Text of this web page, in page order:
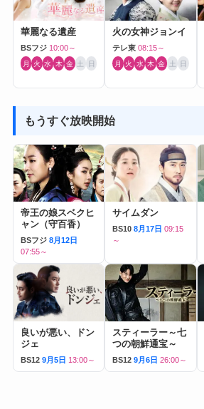
華麗なる遺産
BSフジ 10:00～
月 火 水 木 金 土 日
火の女神ジョンイ
テレ東 08:15～
月 火 水 木 金 土 日
もうすぐ放映開始
帝王の娘スベクヒ
ャン（守百香）
BSフジ 8月12日
07:55～
サイムダン
BS10 8月17日 09:15
～
良いが悪い、ドン
ジェ
BS12 9月5日 13:00～
スティーラー～七
つの朝鮮通宝～
BS12 9月6日 26:00～